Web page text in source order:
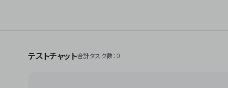
テストチャット合計タスク数：0